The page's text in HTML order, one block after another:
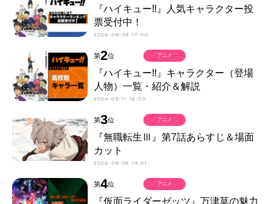
『ハイキュー!!』人気キャラクター投
票受付中！
2026-08-03 17:00
第2位
『ハイキュー!!』キャラクター（登場
人物）一覧・紹介＆解説
2024-03-11 16:00
アニメ
第3位
『無職転生Ⅲ』第7話あらすじ＆場面
カット
2026-08-05 19:01
アニメ
第4位
『仮面ライダーゼッツ』万津莫の魅力
アニメ